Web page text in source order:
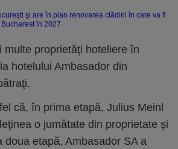
proprietăţi hoteliere în
hotelului Ambasador din
că, în prima etapă, Julius Meinl
o jumătate din proprietate şi
etapă, Ambasador SA a